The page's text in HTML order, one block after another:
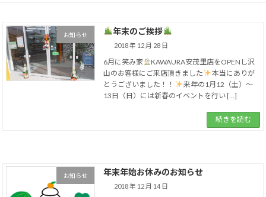
お知らせ 年末のご挨拶
2018 年 12 月 28 日
6月に笑み家
KAWAURA安茂里店をOPENし沢
山のお客様にご来店頂きました
本当にありが
とうございました！！
来年の1月12（土）～
13日（日）には新春のイベントを行い […]
続きを読む
お知らせ 年末年始お休みのお知らせ
2018 年 12 月 14 日